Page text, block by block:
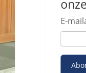
E-